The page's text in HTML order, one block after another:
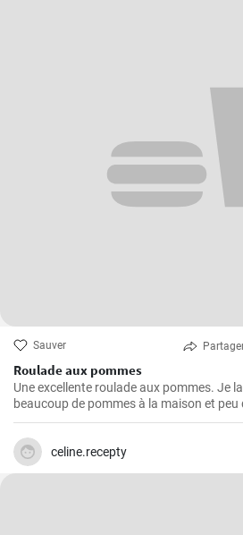
Sauver
Roulade aux pommes
Une excellente roulade aux pommes. Je
beaucoup de pommes à la maison et
rapide et facile qui plait toujours.
celine.recepty